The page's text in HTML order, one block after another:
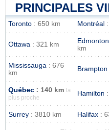
PRINCIPALES
Toronto : 650 km Montréal
Ottawa : 321 km Edmonton
km
Mississauga : 676
km
Brampton
Québec : 140 km
la
plus proche
Hamilton
Surrey : 3810 km Halifax :